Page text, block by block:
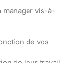
manager vis-à-
de vos